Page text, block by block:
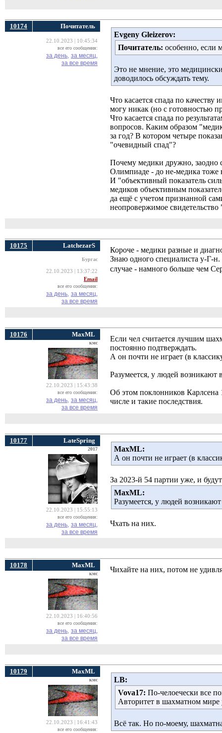
10174 Почитатель
22.10.2023 | 10:45:34
все его сообщения:
за день, за месяц,
за все время
Evgeny Gleizerov:
Почитатель: особенно, если
Это не мнение, это
доводилось обсуждать тему.
Что касается спада по
могу никак (но с готовностью
Что касается спада по
вопросов. Каким образом
за год? В котором четыре
"очевидный спад"?
Почему медики дружно, заодно
Олимпиаде - до не-медика тоже
И "объективный показатель
медиков объективным
да ещё с учетом признанной
неопровержимое свидетельство
10175 LatchezarS
Бургас
22.10.2023 | 13:37:22
Email
все его сообщения:
за день, за месяц,
за все время
Короче - медики разные и
Знаю одного специалиста у-Г-
случае - намного больше чем
10176 MaxML
кмс
22.10.2023 | 15:43:38
все его сообщения:
за день, за месяц,
за все время
Если чел считается лучшим
постоянно подтверждать.
А он почти не играет (в
Разумеется, у людей
Об этом поклонников Карлсена
числе и такие последствия.
10177 LateSpring
2017
22.10.2023 | 15:55:13
все его сообщения:
за день, за месяц,
за все время
MaxML:
А он почти не играет (в
За 2023-й 54 партии уже, и
MaxML:
Разумеется, у людей
Чхать на них.
10178 MaxML
кмс
22.10.2023 | 16:40:56
все его сообщения:
за день, за месяц,
за все время
Чихайте на них, потом не
10179 MaxML
кмс
22.10.2023 | 16:41:43
все его сообщения:
LB:
Vova17: По-челоечески все
Авторитет в шахматном мире
Всё так. Но по-моему,